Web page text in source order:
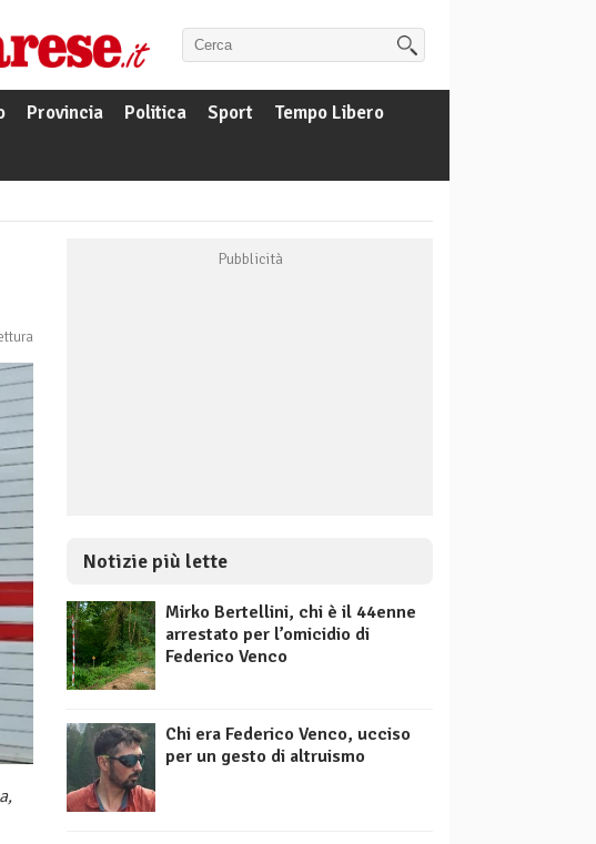
Provincia Politica Sport
Tempo Libero
Notizie più lette
Mirko Bertellini, chi è il 44enne
arrestato per l’omicidio di
Federico Venco
Chi era Federico Venco, ucciso
per un gesto di altruismo